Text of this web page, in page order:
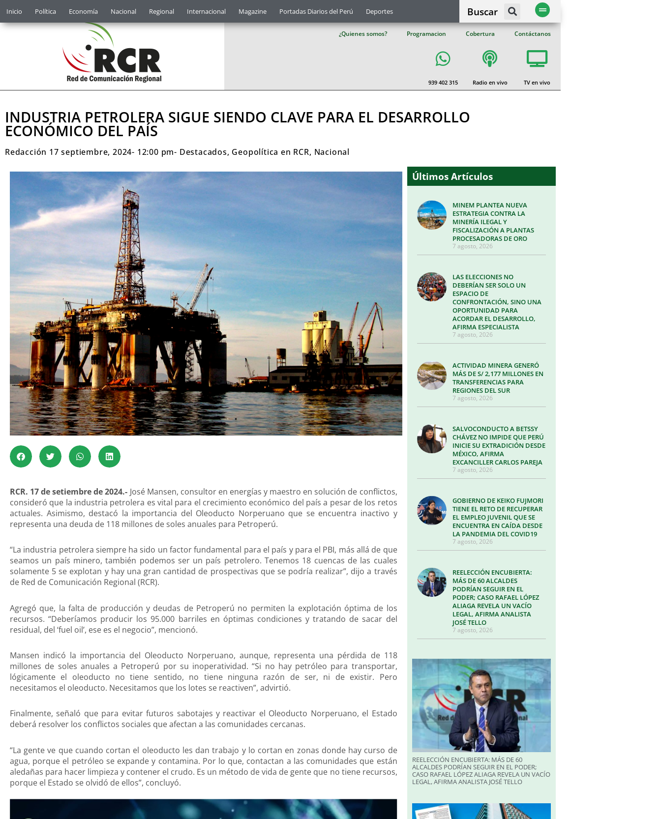
Inicio Política Economía Nacional Regional Internacional Magazine Portadas Diarios del Perú Deportes Buscar
¿Quienes somos? Programacion Cobertura Contáctanos
939 402 315 Radio en vivo TV en vivo
INDUSTRIA PETROLERA SIGUE SIENDO CLAVE PARA EL DESARROLLO
ECONÓMICO DEL PAÍS
Redacción 17 septiembre, 2024- 12:00 pm- Destacados, Geopolítica en RCR, Nacional
RCR. 17 de setiembre de 2024.- José Mansen, consultor en energías y maestro en solución de conflictos,
consideró que la industria petrolera es vital para el crecimiento económico del país a pesar de los retos
actuales. Asimismo, destacó la importancia del Oleoducto Norperuano que se encuentra inactivo y
representa una deuda de 118 millones de soles anuales para Petroperú.
“La industria petrolera siempre ha sido un factor fundamental para el país y para el PBI, más allá de que
seamos un país minero, también podemos ser un país petrolero. Tenemos 18 cuencas de las cuales
solamente 5 se explotan y hay una gran cantidad de prospectivas que se podría realizar”, dijo a través
de Red de Comunicación Regional (RCR).
Agregó que, la falta de producción y deudas de Petroperú no permiten la explotación óptima de los
recursos. “Deberíamos producir los 95.000 barriles en óptimas condiciones y tratando de sacar del
residual, del ‘fuel oil’, ese es el negocio”, mencionó.
Mansen indicó la importancia del Oleoducto Norperuano, aunque, representa una pérdida de 118
millones de soles anuales a Petroperú por su inoperatividad. “Si no hay petróleo para transportar,
lógicamente el oleoducto no tiene sentido, no tiene ninguna razón de ser, ni de existir. Pero
necesitamos el oleoducto. Necesitamos que los lotes se reactiven”, advirtió.
Finalmente, señaló que para evitar futuros sabotajes y reactivar el Oleoducto Norperuano, el Estado
deberá resolver los conflictos sociales que afectan a las comunidades cercanas.
“La gente ve que cuando cortan el oleoducto les dan trabajo y lo cortan en zonas donde hay curso de
agua, porque el petróleo se expande y contamina. Por lo que, contactan a las comunidades que están
aledañas para hacer limpieza y contener el crudo. Es un método de vida de gente que no tiene recursos,
porque el Estado se olvidó de ellos”, concluyó.
Últimos Artículos
MINEM PLANTEA NUEVA
ESTRATEGIA CONTRA LA
MINERÍA ILEGAL Y
FISCALIZACIÓN A PLANTAS
PROCESADORAS DE ORO
7 agosto, 2026
LAS ELECCIONES NO
DEBERÍAN SER SOLO UN
ESPACIO DE
CONFRONTACIÓN, SINO UNA
OPORTUNIDAD PARA
ACORDAR EL DESARROLLO,
AFIRMA ESPECIALISTA
7 agosto, 2026
ACTIVIDAD MINERA GENERÓ
MÁS DE S/ 2,177 MILLONES EN
TRANSFERENCIAS PARA
REGIONES DEL SUR
7 agosto, 2026
SALVOCONDUCTO A BETSSY
CHÁVEZ NO IMPIDE QUE PERÚ
INICIE SU EXTRADICIÓN DESDE
MÉXICO, AFIRMA
EXCANCILLER CARLOS PAREJA
7 agosto, 2026
GOBIERNO DE KEIKO FUJMORI
TIENE EL RETO DE RECUPERAR
EL EMPLEO JUVENIL QUE SE
ENCUENTRA EN CAÍDA DESDE
LA PANDEMIA DEL COVID19
7 agosto, 2026
REELECCIÓN ENCUBIERTA:
MÁS DE 60 ALCALDES
PODRÍAN SEGUIR EN EL
PODER; CASO RAFAEL LÓPEZ
ALIAGA REVELA UN VACÍO
LEGAL, AFIRMA ANALISTA
JOSÉ TELLO
7 agosto, 2026
REELECCIÓN ENCUBIERTA: MÁS DE 60
ALCALDES PODRÍAN SEGUIR EN EL PODER;
CASO RAFAEL LÓPEZ ALIAGA REVELA UN VACÍO
LEGAL, AFIRMA ANALISTA JOSÉ TELLO